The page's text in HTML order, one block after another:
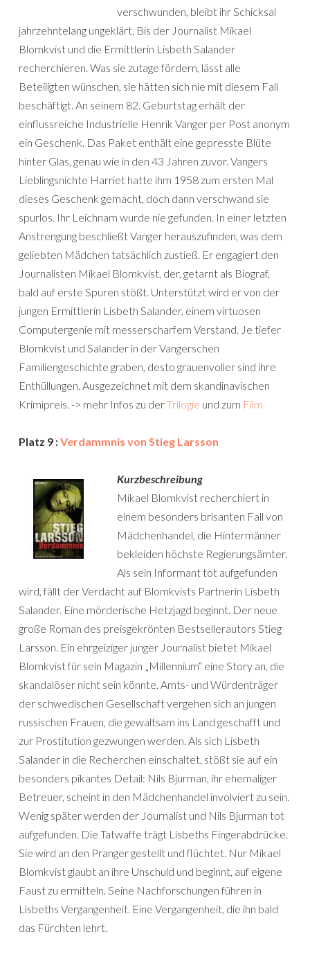
verschwunden, bleibt ihr Schicksal
jahrzehntelang ungeklärt. Bis der Journalist Mikael
Blomkvist und die Ermittlerin Lisbeth Salander
recherchieren. Was sie zutage fördern, lässt alle
Beteiligten wünschen, sie hätten sich nie mit diesem Fall
beschäftigt. An seinem 82. Geburtstag erhält der
einflussreiche Industrielle Henrik Vanger per Post anonym
ein Geschenk. Das Paket enthält eine gepresste Blüte
hinter Glas, genau wie in den 43 Jahren zuvor. Vangers
Lieblingsnichte Harriet hatte ihm 1958 zum ersten Mal
dieses Geschenk gemacht, doch dann verschwand sie
spurlos. Ihr Leichnam wurde nie gefunden. In einer letzten
Anstrengung beschließt Vanger herauszufinden, was dem
geliebten Mädchen tatsächlich zustieß. Er engagiert den
Journalisten Mikael Blomkvist, der, getarnt als Biograf,
bald auf erste Spuren stößt. Unterstützt wird er von der
jungen Ermittlerin Lisbeth Salander, einem virtuosen
Computergenie mit messerscharfem Verstand. Je tiefer
Blomkvist und Salander in der Vangerschen
Familiengeschichte graben, desto grauenvoller sind ihre
Enthüllungen. Ausgezeichnet mit dem skandinavischen
Krimipreis. -> mehr Infos zu derTrilogie und zum Film
Platz 9 :Verdammnis von Stieg Larsson
Kurzbeschreibung
Mikael Blomkvist recherchiert in
einem besonders brisanten Fall von
Mädchenhandel, die Hintermänner
bekleiden höchste Regierungsämter.
Als sein Informant tot aufgefunden
wird, fällt der Verdacht auf Blomkvists Partnerin Lisbeth
Salander. Eine mörderische Hetzjagd beginnt. Der neue
große Roman des preisgekrönten Bestsellerautors Stieg
Larsson. Ein ehrgeiziger junger Journalist bietet Mikael
Blomkvist für sein Magazin „Millennium“ eine Story an, die
skandalöser nicht sein könnte. Amts- und Würdenträger
der schwedischen Gesellschaft vergehen sich an jungen
russischen Frauen, die gewaltsam ins Land geschafft und
zur Prostitution gezwungen werden. Als sich Lisbeth
Salander in die Recherchen einschaltet, stößt sie auf ein
besonders pikantes Detail: Nils Bjurman, ihr ehemaliger
Betreuer, scheint in den Mädchenhandel involviert zu sein.
Wenig später werden der Journalist und Nils Bjurman tot
aufgefunden. Die Tatwaffe trägt Lisbeths Fingerabdrücke.
Sie wird an den Pranger gestellt und flüchtet. Nur Mikael
Blomkvist glaubt an ihre Unschuld und beginnt, auf eigene
Faust zu ermitteln. Seine Nachforschungen führen in
Lisbeths Vergangenheit. Eine Vergangenheit, die ihn bald
das Fürchten lehrt.